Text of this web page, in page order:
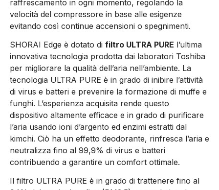
raffrescamento in ogni momento, regolando la
velocità del compressore in base alle esigenze
evitando così continue accensioni o spegnimenti.
SHORAI Edge è dotato di filtro ULTRA PURE l’ultima
innovativa tecnologia prodotta dai laboratori Toshiba
per migliorare la qualità dell’aria nell’ambiente. La
tecnologia ULTRA PURE è in grado di inibire l’attività
di virus e batteri e prevenire la formazione di muffe e
funghi. L’esperienza acquisita rende questo
dispositivo altamente efficace e in grado di purificare
l’aria usando ioni d’argento ed enzimi estratti dal
kimchi. Ciò ha un effetto deodorante, rinfresca l’aria e
neutralizza fino al 99,9% di virus e batteri
contribuendo a garantire un comfort ottimale.
Il filtro ULTRA PURE è in grado di trattenere fino al